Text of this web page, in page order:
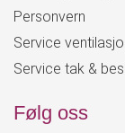
Personvern
Service
Service tak &
Følg oss